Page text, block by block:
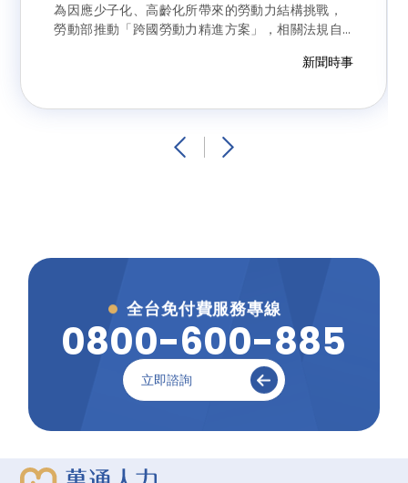
為因應少子化、高齡化所帶來的勞動力結構挑戰，
勞動部推動「跨國勞動力精進方案」，相關法規自
工名額、擴大外國技術人力來源可自海外引進及鬆
兼顧本國勞工薪資成長與就業權益。
新聞時事
全台免付費服務專線
0800-600-885
立即諮詢